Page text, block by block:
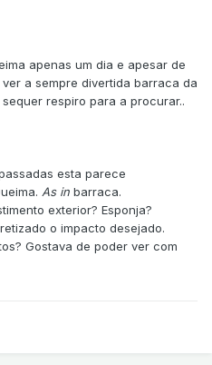
apenas um dia e apesar de
a sempre divertida barraca da
respiro para a procurar..
esta parece
As in barraca.
exterior? Esponja?
o impacto desejado.
Gostava de poder ver com